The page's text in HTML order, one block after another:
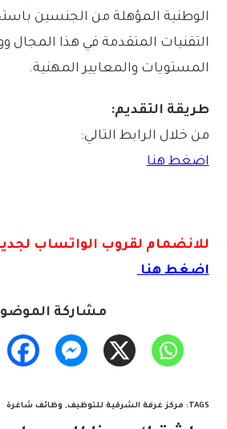
الوطنية المؤهلة من الجنسين
التقنيات المتقدمة في هذا المجال
المستويات والمعايير المهنية.
طريقة التقديم:
من خلال الرابط التالي:
اضغط هنا
للانضمام لقروب الواتساب
اضغط هنا
مشاركة
TAGS
: مركز غرفة الشرقية للتوظيف, وظائف شاغرة